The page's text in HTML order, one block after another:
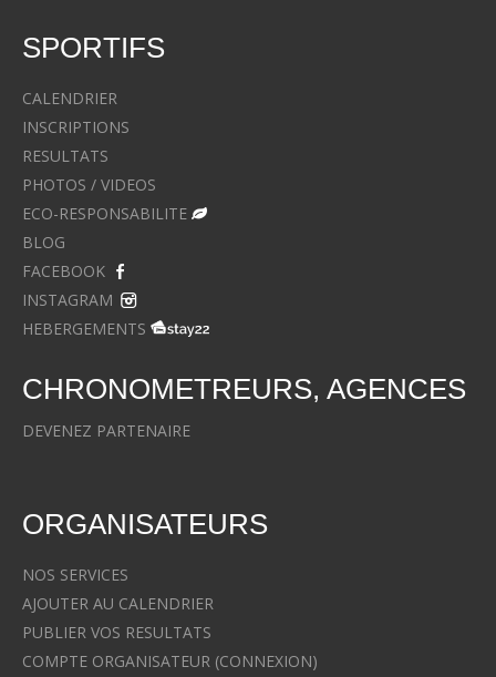
SPORTIFS
CALENDRIER
INSCRIPTIONS
RESULTATS
PHOTOS / VIDEOS
ECO-RESPONSABILITE
BLOG
FACEBOOK
INSTAGRAM
HEBERGEMENTS
CHRONOMETREURS, AGENCES
DEVENEZ PARTENAIRE
ORGANISATEURS
NOS SERVICES
AJOUTER AU CALENDRIER
PUBLIER VOS RESULTATS
COMPTE ORGANISATEUR (CONNEXION)